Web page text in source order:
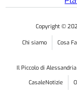
Copyright ©
Chi siamo Cosa
Il Piccolo di Alessandria
CasaleNotizie